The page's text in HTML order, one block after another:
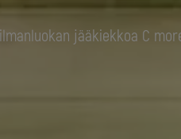
jääkiekkoa C